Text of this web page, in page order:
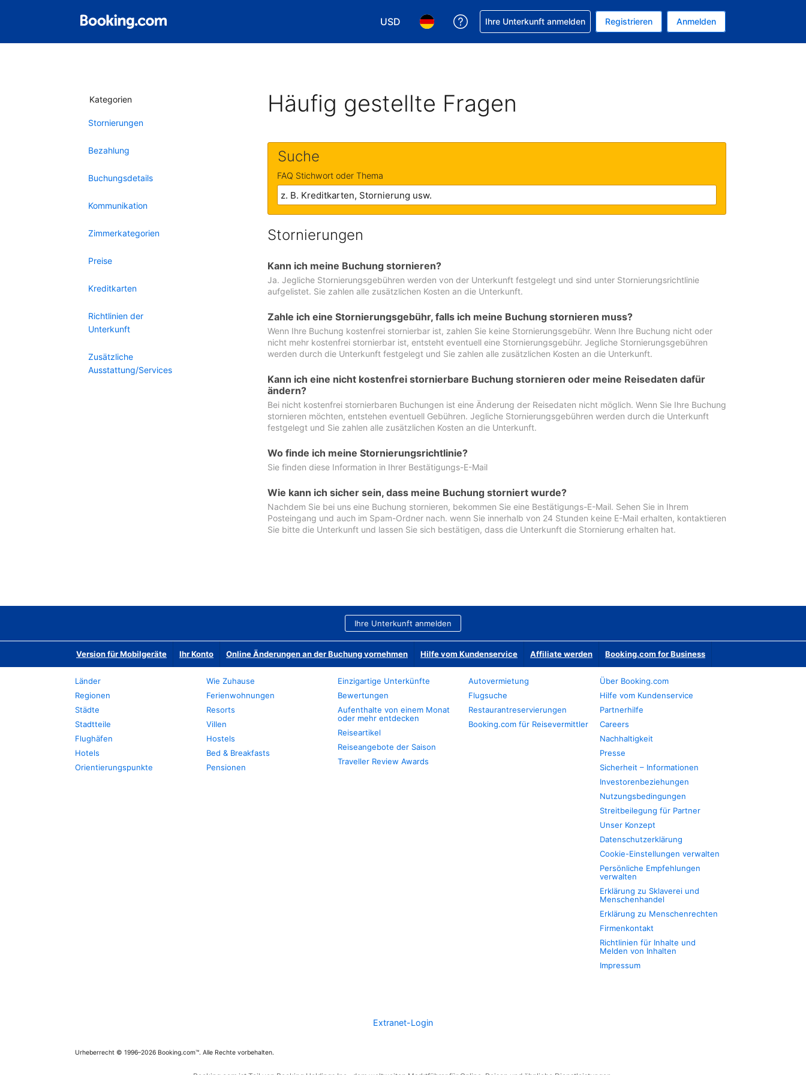
USD
Wählen Sie Ihre Währung. Ihre aktuelle Währung ist US-Dollar
Wählen Sie Ihre Sprache. Ihre aktuelle Sprache ist Deutsch
Hilfe bei Ihrer Buchung erhalten
Ihre Unterkunft anmelden Registrieren Anmelden
Kategorien
Stornierungen
Bezahlung
Buchungsdetails
Kommunikation
Zimmerkategorien
Preise
Kreditkarten
Richtlinien der
Unterkunft
Zusätzliche
Ausstattung/Services
Häufig gestellte Fragen
Suche
FAQ Stichwort oder Thema
Stornierungen
Kann ich meine Buchung stornieren?
Ja. Jegliche Stornierungsgebühren werden von der Unterkunft festgelegt und sind unter Stornierungsrichtlinie
aufgelistet. Sie zahlen alle zusätzlichen Kosten an die Unterkunft.
Zahle ich eine Stornierungsgebühr, falls ich meine Buchung stornieren muss?
Wenn Ihre Buchung kostenfrei stornierbar ist, zahlen Sie keine Stornierungsgebühr. Wenn Ihre Buchung nicht oder
nicht mehr kostenfrei stornierbar ist, entsteht eventuell eine Stornierungsgebühr. Jegliche Stornierungsgebühren
werden durch die Unterkunft festgelegt und Sie zahlen alle zusätzlichen Kosten an die Unterkunft.
Kann ich eine nicht kostenfrei stornierbare Buchung stornieren oder meine Reisedaten dafür
ändern?
Bei nicht kostenfrei stornierbaren Buchungen ist eine Änderung der Reisedaten nicht möglich. Wenn Sie Ihre Buchung
stornieren möchten, entstehen eventuell Gebühren. Jegliche Stornierungsgebühren werden durch die Unterkunft
festgelegt und Sie zahlen alle zusätzlichen Kosten an die Unterkunft.
Wo finde ich meine Stornierungsrichtlinie?
Sie finden diese Information in Ihrer Bestätigungs-E-Mail
Wie kann ich sicher sein, dass meine Buchung storniert wurde?
Nachdem Sie bei uns eine Buchung stornieren, bekommen Sie eine Bestätigungs-E-Mail. Sehen Sie in Ihrem
Posteingang und auch im Spam-Ordner nach. wenn Sie innerhalb von 24 Stunden keine E-Mail erhalten, kontaktieren
Sie bitte die Unterkunft und lassen Sie sich bestätigen, dass die Unterkunft die Stornierung erhalten hat.
Ihre Unterkunft anmelden
Version für Mobilgeräte Ihr Konto Online Änderungen an der Buchung vornehmen Hilfe vom Kundenservice Affiliate werden Booking.com for Business
Länder
Regionen
Städte
Stadtteile
Flughäfen
Hotels
Orientierungspunkte
Wie Zuhause
Ferienwohnungen
Resorts
Villen
Hostels
Bed & Breakfasts
Pensionen
Einzigartige Unterkünfte
Bewertungen
Aufenthalte von einem Monat
oder mehr entdecken
Reiseartikel
Reiseangebote der Saison
Traveller Review Awards
Autovermietung
Flugsuche
Restaurantreservierungen
Booking.com für Reisevermittler
Über Booking.com
Hilfe vom Kundenservice
Partnerhilfe
Careers
Nachhaltigkeit
Presse
Sicherheit – Informationen
Investorenbeziehungen
Nutzungsbedingungen
Streitbeilegung für Partner
Unser Konzept
Datenschutzerklärung
Cookie-Einstellungen verwalten
Persönliche Empfehlungen
verwalten
Erklärung zu Sklaverei und
Menschenhandel
Erklärung zu Menschenrechten
Firmenkontakt
Richtlinien für Inhalte und
Melden von Inhalten
Impressum
Extranet-Login
Urheberrecht © 1996–2026 Booking.com™. Alle Rechte vorbehalten.